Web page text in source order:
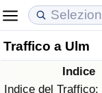
Traffico a Ulm
Indice
Indice del Traffico:
Costo della vita
Indice Del Costo
Prezzi degli
Indice del
Qualità della Vita
Indice della